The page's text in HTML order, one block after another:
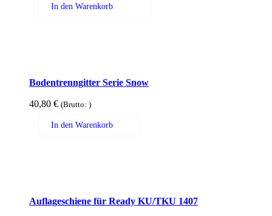
In den Warenkorb
Bodentrenngitter Serie Snow
40,80 € (Brutto: )
In den Warenkorb
Auflageschiene für Ready KU/TKU 1407